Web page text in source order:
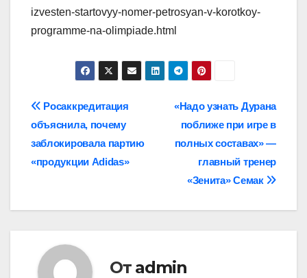
izvesten-startovyy-nomer-petrosyan-v-korotkoy-
programme-na-olimpiade.html
Навигация
по
записям
«Надо узнать Дурана
поближе при игре в
полных составах» —
главный тренер
«Зенита» Семак
Росаккредитация
объяснила, почему
заблокировала партию
«продукции Adidas»
От admin